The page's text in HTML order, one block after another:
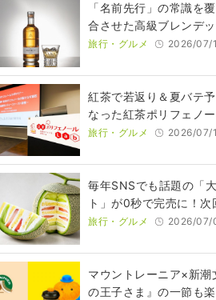
「名前先行」の常識を
合させた高級ブレンデ
旅行・グルメ 2026/07/
紅茶で若返り＆夏バテ
なった紅茶ポリフェノ
旅行・グルメ 2026/07/
毎年SNSでも話題の「
ト」が0秒で完売に！
旅行・グルメ 2026/07/
マウントレーニア×新
の王子さま』の一節も